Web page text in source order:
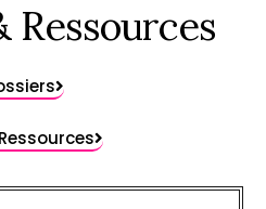
Ressources